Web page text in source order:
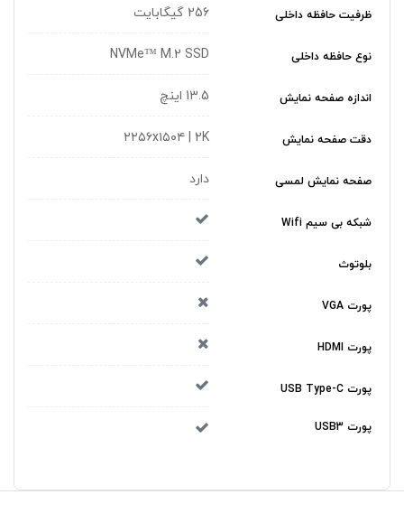
ظرفیت حافظه داخلی 256 گیگابایت
نوع حافظه داخلی NVMe™ M.2 SSD
اندازه صفحه نمایش 13.5 اینچ
دقت صفحه نمایش ۲۲۵۶x۱۵۰۴ | 2K
صفحه نمایش لمسی دارد
شبکه بی سیم Wifi
بلوتوث
پورت VGA
پورت HDMI
پورت USB Type-C
پورت USB3